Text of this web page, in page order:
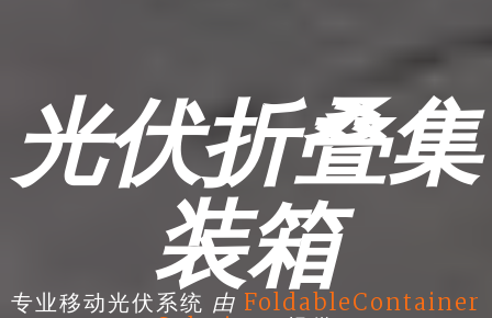
光伏折叠集
装箱
专业移动光伏系统 由 FoldableContainer